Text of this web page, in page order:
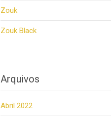
Zouk
Zouk Black
Arquivos
Abril 2022